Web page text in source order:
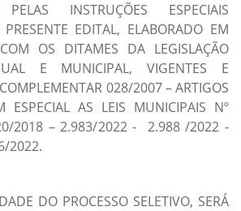
INSTRUÇÕES ESPECIAIS
EDITAL, ELABORADO EM
OS DITAMES DA LEGISLAÇÃO
E MUNICIPAL, VIGENTES E
028/2007 – ARTIGOS
ESPECIAL AS LEIS MUNICIPAIS Nº
2018 – 2.983/2022 - 2.988 /2022 -
2022.
DO PROCESSO SELETIVO, SERÁ